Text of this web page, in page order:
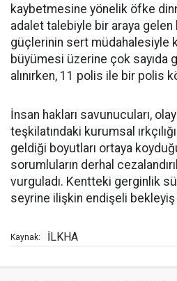
kaybetmesine yönelik öfke
adalet talebiyle bir araya gelen
güçlerinin sert müdahalesiyle
büyümesi üzerine çok sayıda
alınırken, 11 polis ile bir polis
İnsan hakları savunucuları,
teşkilatındaki kurumsal
geldiği boyutları ortaya
sorumluların derhal
vurguladı. Kentteki gerginlik
seyrine ilişkin endişeli
Kaynak: İLKHA